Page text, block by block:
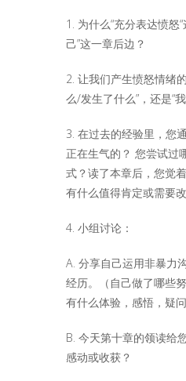
1. 为什么“充分表达愤怒
己”这一章后边？
2. 让我们产生愤怒情绪
么/发生了什么”，还是“
3. 在过去的经验里，您
正在生气的？ 您尝试过
式？读了本章后，您觉
有什么值得肯定或需要
4. 小组讨论：
A. 分享自己运用非暴力
经历。（自己做了哪些
有什么体验，感悟，疑问
B. 今天第十章的领读给
感动或收获？